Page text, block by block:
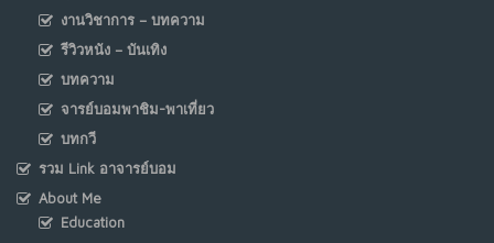
งานวิชาการ – บทความ
รีวิวหนัง – บันเทิง
บทความ
จารย์บอมพาชิม-พาเที่ยว
บทกวี
รวม Link อาจารย์บอม
About Me
Education